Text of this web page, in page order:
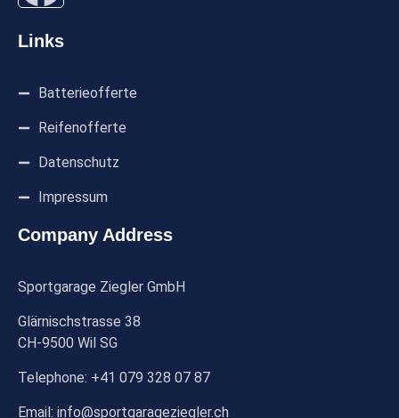
Links
Batterieofferte
Reifenofferte
Datenschutz
Impressum
Company Address
Sportgarage Ziegler GmbH
Glärnischstrasse 38
CH-9500 Wil SG
Telephone: +41 079 328 07 87
Email: info@sportgarageziegler.ch